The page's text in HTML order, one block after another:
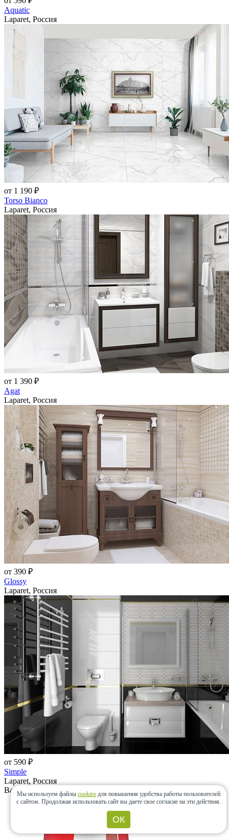
Aquatic
Laparet, Россия
от 1 190 ₽
Torso Bianco
Laparet, Россия
от 1 390 ₽
Agat
Laparet, Россия
от 390 ₽
Glossy
Laparet, Россия
от 590 ₽
Simple
Laparet, Россия
Вам может пригодиться
Мы используем файлы cookies для повышения удобства работы пользователей
с сайтом. Продолжая использовать сайт вы даете свое согласие на эти действия.
ОК